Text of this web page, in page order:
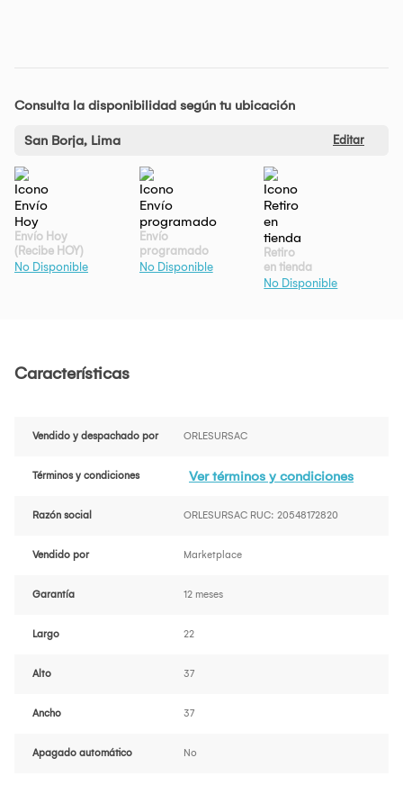
Consulta la disponibilidad según tu ubicación
San Borja, Lima Editar
Envío Hoy
(Recibe HOY)
No Disponible
Envío
programado
No Disponible
Retiro
en tienda
No Disponible
Características
Vendido y despachado por ORLESURSAC
Términos y condiciones Ver términos y condiciones
Razón social ORLESURSAC RUC: 20548172820
Vendido por Marketplace
Garantía 12 meses
Largo 22
Alto 37
Ancho 37
Apagado automático No